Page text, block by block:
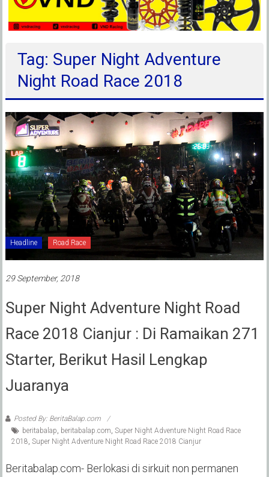
Tag: Super Night Adventure
Night Road Race 2018
Headline Road Race
29 September, 2018
Super Night Adventure Night Road
Race 2018 Cianjur : Di Ramaikan 271
Starter, Berikut Hasil Lengkap
Juaranya
Posted By: BeritaBalap.com
beritabalap, beritabalap.com, Super Night Adventure Night Road Race
2018, Super Night Adventure Night Road Race 2018 Cianjur
Beritabalap.com- Berlokasi di sirkuit non permanen